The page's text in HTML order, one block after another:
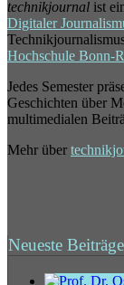
technikjournal ist
Digitaler
Hochschule Bonn-
Jedes Semester
Geschichten über
multimedialen
Mehr über
Neueste Beiträge